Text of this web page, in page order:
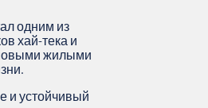
одним из
хай‑тека и
жилыми
и устойчивый